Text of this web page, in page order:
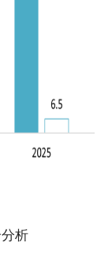
析